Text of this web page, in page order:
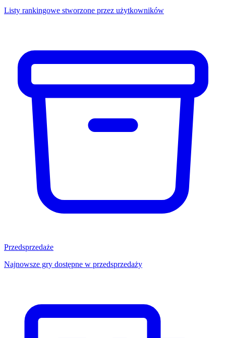
Listy rankingowe stworzone przez użytkowników
Przedsprzedaże
Najnowsze gry dostępne w przedsprzedaży